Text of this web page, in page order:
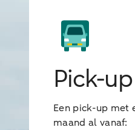
Pick-
Een pick-up met
maand al vanaf: